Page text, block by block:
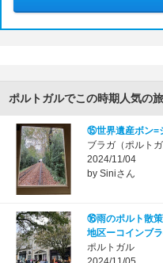
ポルトガルでこの時期人気の
⑮世界遺産ボン=
ブラガ（ポルトガ
2024/11/04
by Siniさん
⑯雨のポルト散
地区ーコインブ
ポルトガル